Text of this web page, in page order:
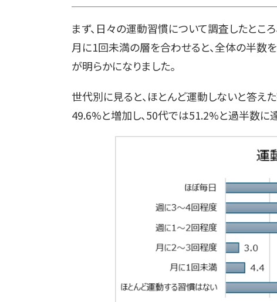
まず、日々の運動習慣について調査したとこ
月に1回未満の層を合わせると、全体の半数
が明らかになりました。
世代別に見ると、ほとんど運動しないと答え
49.6%と増加し、50代では51.2%と過半数に達